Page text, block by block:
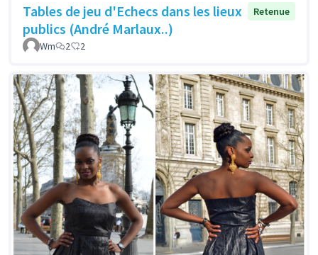
Tables de jeu d'Echecs dans les lieux
publics (André Marlaux..)
Retenue
Wm 2 2